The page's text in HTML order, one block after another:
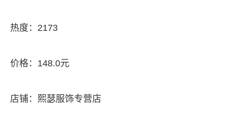
热度：2173
价格：148.0元
店铺：熙瑟服饰专营店